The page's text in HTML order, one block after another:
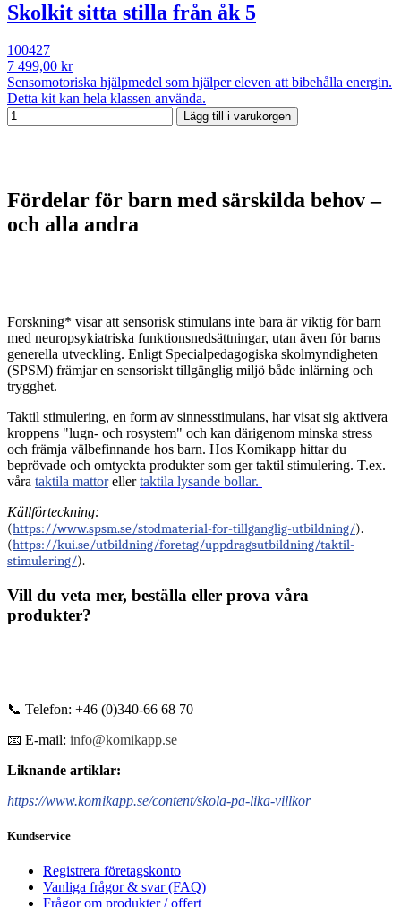
Skolkit sitta stilla från åk 5
100427
7 499,00 kr
Sensomotoriska hjälpmedel som hjälper eleven att bibehålla energin.
Detta kit kan hela klassen använda.
Lägg till i varukorgen
Fördelar för barn med särskilda behov –
och alla andra
Forskning* visar att sensorisk stimulans inte bara är viktig för barn
med neuropsykiatriska funktionsnedsättningar, utan även för barns
generella utveckling. Enligt Specialpedagogiska skolmyndigheten
(SPSM) främjar en sensoriskt tillgänglig miljö både inlärning och
trygghet.
Taktil stimulering, en form av sinnesstimulans, har visat sig aktivera
kroppens "lugn- och rosystem" och kan därigenom minska stress
och främja välbefinnande hos barn. Hos Komikapp hittar du
beprövade och omtyckta produkter som ger taktil stimulering. T.ex.
våra taktila mattorellertaktila lysande bollar.
Källförteckning:
(https://www.spsm.se/stodmaterial-for-tillganglig-utbildning/).
(https://kui.se/utbildning/foretag/uppdragsutbildning/taktil-
stimulering/).
Vill du veta mer, beställa eller prova våra
produkter?
📞 Telefon: +46 (0)340-66 68 70
📧 E-mail: info@komikapp.se
Liknande artiklar:
https://www.komikapp.se/content/skola-pa-lika-villkor
Kundservice
Registrera företagskonto
Vanliga frågor & svar (FAQ)
Frågor om produkter / offert